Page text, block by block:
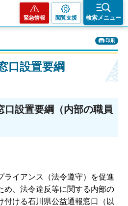
緊急情報 閲覧支援 検索メニュー
印刷
口設置要綱
口設置要綱（内部の職員
イアンス（法令遵守）を促進
め、法令違反等に関する内部の
付ける石川県公益通報窓口（以